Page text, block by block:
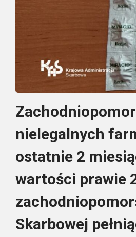
nielegalnych
ostatnie 2
wartości prawie
Skarbowej